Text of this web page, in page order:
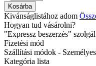
Kosárba
Kivánságlistához adom
Hogyan tud vásárolni?
"Expressz beszerzés"
Fizetési mód
Szállítási módok -
Kategória lista